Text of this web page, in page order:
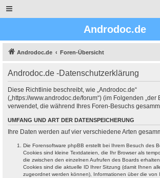
Androdoc.de
Androdoc.de Foren-Übersicht
Androdoc.de -Datenschutzerklärung
Diese Richtlinie beschreibt, wie „Androdoc.de“
(„https://www.androdoc.de/forum“) (im Folgenden „der
verwendet, die während Ihres Foren-Besuchs
UMFANG UND ART DER DATENSPEICHERUNG
Ihre Daten werden auf vier verschiedene Arten
Die Forensoftware phpBB erstellt bei Ihrem Besuch des
Cookies sind kleine Textdateien, die Ihr Browser als
die zwischen den einzelnen Aufrufen des Boards
Cookies sind die aktuelle ID Ihrer Sitzung (damit Ihnen
zugeordnet werden können), Informationen über die von